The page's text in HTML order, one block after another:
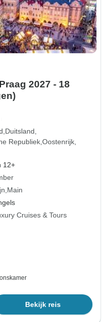
2027 - 18
Duitsland
Republiek Oostenrijk
12+
Main
Cruises & Tours
Bekijk reis